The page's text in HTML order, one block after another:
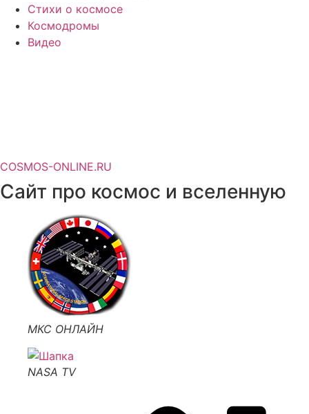
Стихи о космосе
Космодромы
Видео
COSMOS-ONLINE.RU
Сайт про космос и вселенную
МКС ОНЛАЙН
NASA TV